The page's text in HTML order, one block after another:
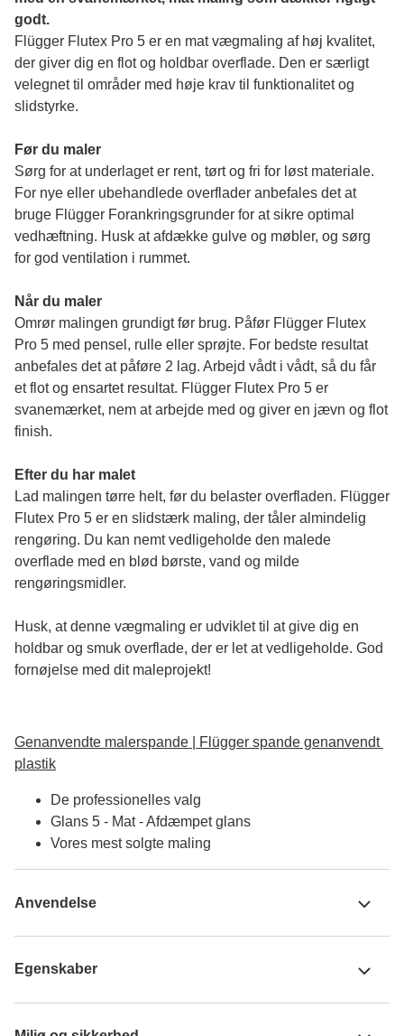
godt.
Flügger Flutex Pro 5 er en mat vægmaling af høj kvalitet,
der giver dig en flot og holdbar overflade. Den er særligt
velegnet til områder med høje krav til funktionalitet og
slidstyrke.
Før du maler
Sørg for at underlaget er rent, tørt og fri for løst materiale.
For nye eller ubehandlede overflader anbefales det at
bruge Flügger Forankringsgrunder for at sikre optimal
vedhæftning. Husk at afdække gulve og møbler, og sørg
for god ventilation i rummet.
Når du maler
Omrør malingen grundigt før brug. Påfør Flügger Flutex
Pro 5 med pensel, rulle eller sprøjte. For bedste resultat
anbefales det at påføre 2 lag. Arbejd vådt i vådt, så du får
et flot og ensartet resultat. Flügger Flutex Pro 5 er
svanemærket, nem at arbejde med og giver en jævn og flot
finish.
Efter du har malet
Lad malingen tørre helt, før du belaster overfladen. Flügger
Flutex Pro 5 er en slidstærk maling, der tåler almindelig
rengøring. Du kan nemt vedligeholde den malede
overflade med en blød børste, vand og milde
rengøringsmidler.
Husk, at denne vægmaling er udviklet til at give dig en
holdbar og smuk overflade, der er let at vedligeholde. God
fornøjelse med dit maleprojekt!
Genanvendte malerspande | Flügger spande genanvendt
plastik
De professionelles valg
Glans 5 - Mat - Afdæmpet glans
Vores mest solgte maling
Anvendelse
Egenskaber